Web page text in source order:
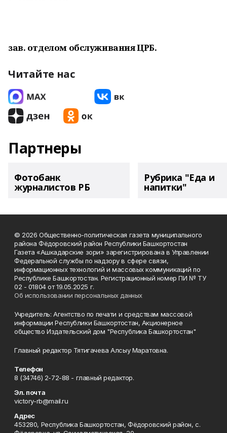
зав. отделом обслуживания ЦРБ.
Читайте нас
Партнеры
Фотобанк
журналистов РБ
Рубрика "Еда и
напитки"
© 2026 Общественно-политическая газета муниципального
района Фёдоровский район Республики Башкортостан
Газета «Ашкадарские зори» зарегистрирована в Управлении
Федеральной службы по надзору в сфере связи,
информационных технологий и массовых коммуникаций по
Республике Башкортостан. Регистрационный номер ПИ № ТУ
02 - 01804 от 19.05.2025 г.
Об использовании персональных данных
Учредитель: Агентство по печати и средствам массовой
информации Республики Башкортостан, Акционерное
общество Издательский дом "Республика Башкортостан"
Главный редактор Тятигачева Алсыу Маратовна.
Телефон
8 (34746) 2-72-88 - главный редактор.
Эл. почта
victory-rb@mail.ru
Адрес
453280, Республика Башкортостан, Фёдоровский район, с.